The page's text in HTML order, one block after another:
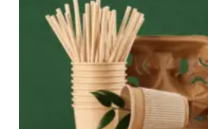
क
सा
मि
ळ
वा
वा
क्री
फ
ने
ल
सा